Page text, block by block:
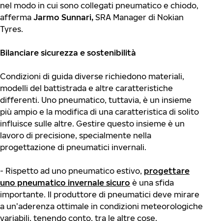
nel modo in cui sono collegati pneumatico e chiodo,
afferma Jarmo Sunnari, SRA Manager di Nokian
Tyres.
Bilanciare sicurezza e sostenibilità
Condizioni di guida diverse richiedono materiali,
modelli del battistrada e altre caratteristiche
differenti. Uno pneumatico, tuttavia, è un insieme
più ampio e la modifica di una caratteristica di solito
influisce sulle altre. Gestire questo insieme è un
lavoro di precisione, specialmente nella
progettazione di pneumatici invernali.
- Rispetto ad uno pneumatico estivo, progettare
uno pneumatico invernale sicuro è una sfida
importante. Il produttore di pneumatici deve mirare
a un’aderenza ottimale in condizioni meteorologiche
variabili, tenendo conto, tra le altre cose,